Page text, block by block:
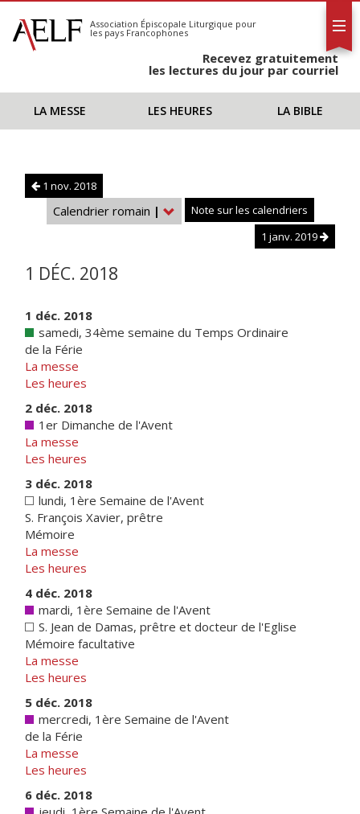
S'abonner
Calendrier
Association Épiscopale Liturgique pour
les pays Francophones
Recevez gratuitement
les lectures du jour par courriel
LA MESSE LES HEURES LA BIBLE
1 nov. 2018
Calendrier romain |
Note sur les calendriers
1 janv. 2019
1 DÉC. 2018
1 déc. 2018
samedi, 34ème semaine du Temps Ordinaire
de la Férie
La messe
Les heures
2 déc. 2018
1er Dimanche de l'Avent
La messe
Les heures
3 déc. 2018
lundi, 1ère Semaine de l'Avent
S. François Xavier, prêtre
Mémoire
La messe
Les heures
4 déc. 2018
mardi, 1ère Semaine de l'Avent
S. Jean de Damas, prêtre et docteur de l'Eglise
Mémoire facultative
La messe
Les heures
5 déc. 2018
mercredi, 1ère Semaine de l'Avent
de la Férie
La messe
Les heures
6 déc. 2018